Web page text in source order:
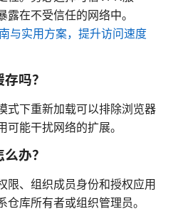
在不受信任的网络中。
与实用方案，提升访问速度
吗？
式下重新加载可以排除浏览器
能干扰网络的扩展。
办？
限、组织成员身份和授权应用
库所有者或组织管理员。